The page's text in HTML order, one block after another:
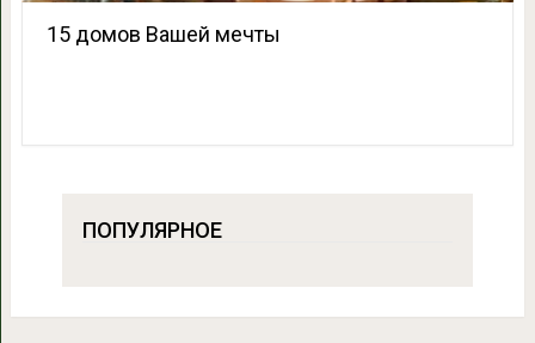
15 домов Вашей мечты
ПОПУЛЯРНОЕ